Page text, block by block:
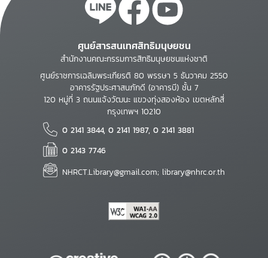
ศูนย์สารสนเทศสิทธิมนุษยชน
สำนักงานคณะกรรมการสิทธิมนุษยชนแห่งชาติ
ศูนย์ราชการเฉลิมพระเกียรติ 80 พรรษา 5 ธันวาคม 2550
อาคารรัฐประศาสนภักดี (อาคารบี) ชั้น 7
120 หมู่ที่ 3 ถนนแจ้งวัฒนะ แขวงทุ่งสองห้อง เขตหลักสี่
กรุงเทพฯ 10210
0 2141 3844, 0 2141 1987, 0 2141 3881
0 2143 7746
NHRCT.Library@gmail.com; library@nhrc.or.th